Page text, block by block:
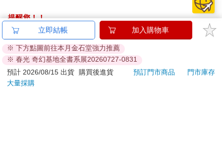
提醒您！！
金石堂及銀行均不會請您操作ATM! 如接獲電話要求您前往
ATM提款機，請不要聽從指示，以免受騙上當！
退換貨須知：
**提醒您，鑑賞期不等於試用期，退回商品須為全新狀態**
依據「消費者保護法」第19條及行政院消費者保護處公告之
立即結帳 加入購物車
※ 下方點圖前往本月金石堂強力推薦
※ 春光 奇幻基地全書系展20260727-0831
預計 2026/08/15 出貨
購買後進貨 預訂門市商品
門市庫存
大量採購